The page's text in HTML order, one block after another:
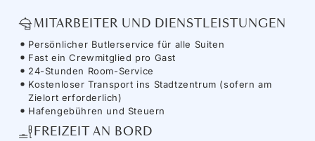
MITARBEITER UND DIENSTLEISTUNGEN
Persönlicher Butlerservice für alle Suiten
Fast ein Crewmitglied pro Gast
24-Stunden Room-Service
Kostenloser Transport ins Stadtzentrum (sofern am
Zielort erforderlich)
Hafengebühren und Steuern
FREIZEIT AN BORD